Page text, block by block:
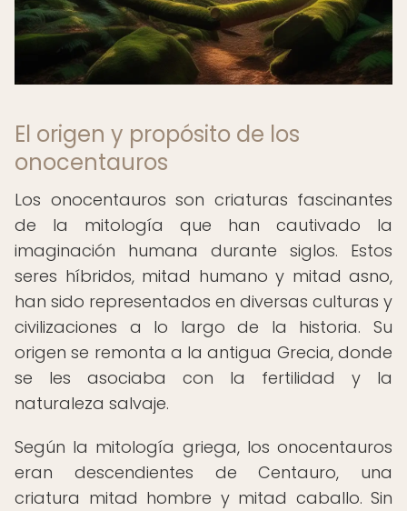
El origen y propósito de los
onocentauros
Los onocentauros son criaturas fascinantes
de la mitología que han cautivado la
imaginación humana durante siglos. Estos
seres híbridos, mitad humano y mitad asno,
han sido representados en diversas culturas y
civilizaciones a lo largo de la historia. Su
origen se remonta a la antigua Grecia, donde
se les asociaba con la fertilidad y la
naturaleza salvaje.
Según la mitología griega, los onocentauros
eran descendientes de Centauro, una
criatura mitad hombre y mitad caballo. Sin